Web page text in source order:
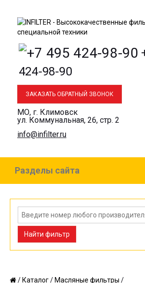
424-98-90
ЗАКАЗАТЬ ОБРАТНЫЙ ЗВОНОК
МО, г. Климовск
ул. Коммунальная, 26, стр. 2
info@infilter.ru
Разделы сайта
Найти фильтр
/ Каталог/ Масляные фильтры /